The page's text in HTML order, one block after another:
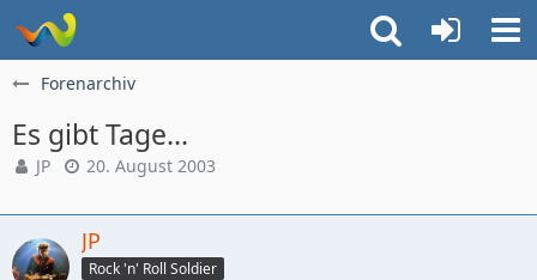
Forenarchiv
Es gibt Tage...
JP 20. August 2003
JP
Rock 'n' Roll Soldier